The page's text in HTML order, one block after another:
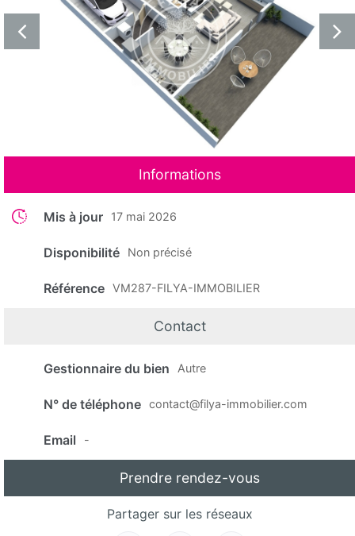
Informations
Mis à jour 17 mai 2026
Disponibilité Non précisé
Référence VM287-FILYA-IMMOBILIER
Contact
Gestionnaire du bien Autre
N° de téléphone contact@filya-immobilier.com
Email -
Prendre rendez-vous
Partager sur les réseaux